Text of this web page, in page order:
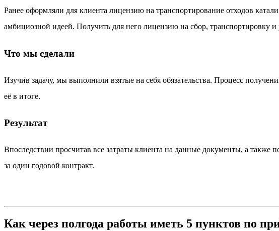
Ранее оформляли для клиента лицензию на транспортирование отходов
амбициозной идеей. Получить для него лицензию на сбор,
Что мы сделали
Изучив задачу, мы выполнили взятые на себя обязательства. Процесс
её в итоге.
Результат
Впоследствии просчитав все затраты клиента на данные документы, а
за один годовой контракт.
Как через полгода работы иметь 5 пунктов по